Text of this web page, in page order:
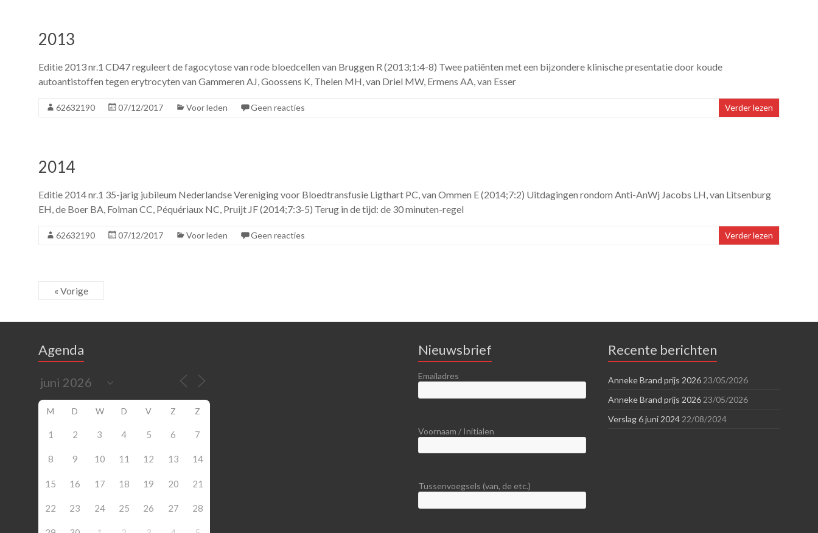
2013
Editie 2013 nr.1 CD47 reguleert de fagocytose van rode bloedcellen van Bruggen R (2013;1:4-8) Twee patiënten met een bijzondere klinische presentatie door koude
autoantistoffen tegen erytrocyten van Gammeren AJ, Goossens K, Thelen MH, van Driel MW, Ermens AA, van Esser
62632190 07/12/2017 Voor leden Geen reacties Verder lezen
2014
Editie 2014 nr.1 35-jarig jubileum Nederlandse Vereniging voor Bloedtransfusie Ligthart PC, van Ommen E (2014;7:2) Uitdagingen rondom Anti-AnWj Jacobs LH, van Litsenburg
EH, de Boer BA, Folman CC, Péquériaux NC, Pruijt JF (2014;7:3-5) Terug in de tijd: de 30 minuten-regel
62632190 07/12/2017 Voor leden Geen reacties Verder lezen
« Vorige
Agenda
M D W D V Z Z
1 2 3 4 5 6 7
8 9 10 11 12 13 14
15 16 17 18 19 20 21
22 23 24 25 26 27 28
Nieuwsbrief
Emailadres
Voornaam / Initialen
Tussenvoegsels (van, de etc.)
Recente berichten
Anneke Brand prijs 2026 23/05/2026
Anneke Brand prijs 2026 23/05/2026
Verslag 6 juni 2024 22/08/2024